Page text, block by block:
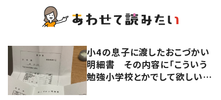
小4の息子に渡したおこづかい
明細書 その内容に「こういう
勉強小学校とかでして欲しい」